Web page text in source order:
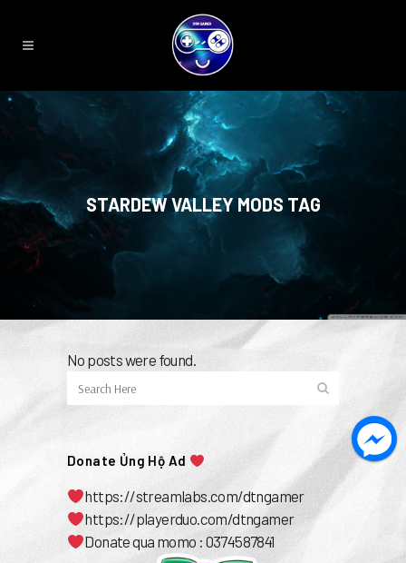
STARDEW VALLEY MODS TAG
No posts were found.
Donate Ủng Hộ Ad
https://streamlabs.com/dtngamer
https://playerduo.com/dtngamer
Donate qua momo : 0374587841